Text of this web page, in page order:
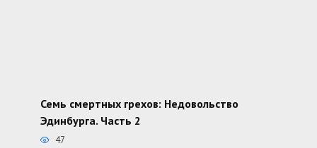
Семь смертных грехов: Недовольство
Эдинбурга. Часть 2
47